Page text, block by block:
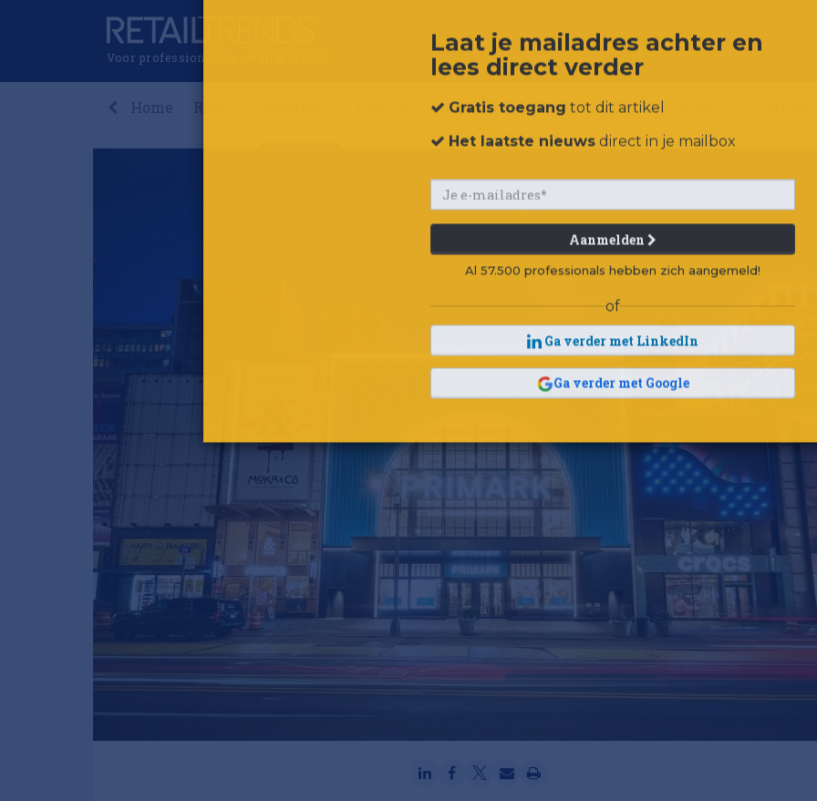
Voor professionals in retail & brands
Home Recent Events Connect Jobs Adverteren
lees direct verder
Gratis toegangtot dit artikel
Het laatste nieuwsdirect in je mailbox
Al 57.500 professionals hebben zich aangemeld!
of
Ga verder met LinkedIn